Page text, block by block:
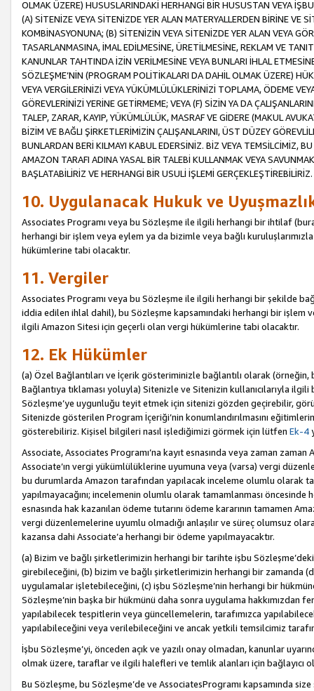
OLMAK ÜZERE) HUSUSLARINDAKİ HERHANGİ BİR HUSUSTAN VEYA
(A) SİTENİZE VEYA SİTENİZDE YER ALAN MATERYALLERDEN BİRİNE VE
KOMBİNASYONUNA; (B) SİTENİZİN VEYA SİTENİZDE YER ALAN VEYA
TASARLANMASINA, İMAL EDİLMESİNE, ÜRETİLMESİNE, REKLAM VE
KANUNLAR TAHTINDA İZİN VERİLMESİNE VEYA BUNLARI İHLAL
SÖZLEŞME’NİN (PROGRAM POLİTİKALARI DA DAHİL OLMAK ÜZERE)
VEYA VERGİLERİNİZİ VEYA YÜKÜMLÜLÜKLERİNİZİ TOPLAMA, ÖDEME
GÖREVLERİNİZİ YERİNE GETİRMEME; VEYA (F) SİZİN YA DA
TALEP, ZARAR, KAYIP, YÜKÜMLÜLÜK, MASRAF VE GİDERE (MAKUL
BİZİM VE BAĞLI ŞİRKETLERİMİZİN ÇALIŞANLARINI, ÜST DÜZEY
BUNLARDAN BERİ KILMAYI KABUL EDERSİNİZ. BİZ VEYA TEMSİLCİMİZ,
AMAZON TARAFI ADINA YASAL BİR TALEBİ KULLANMAK VEYA
BAŞLATABİLİRİZ VE HERHANGİ BİR USULİ İŞLEMİ GERÇEKLEŞTİREBİLİRİZ.
10. Uygulanacak Hukuk ve
Associates Programı veya bu Sözleşme ile ilgili herhangi bir ihtilaf
herhangi bir işlem veya eylem ya da bizimle veya bağlı
hükümlerine tabi olacaktır.
11. Vergiler
Associates Programı veya bu Sözleşme ile ilgili herhangi bir şekilde
iddia edilen ihlal dahil), bu Sözleşme kapsamındaki herhangi bir işlem
ilgili Amazon Sitesi için geçerli olan vergi hükümlerine tabi olacaktır.
12. Ek Hükümler
(a) Özel Bağlantıları ve İçerik gösteriminizle bağlantılı olarak
Bağlantıya tıklaması yoluyla) Sitenizle ve Sitenizin kullanıcılarıyla
Sözleşme’ye uygunluğu teyit etmek için sitenizi gözden geçirebilir,
Sitenizde gösterilen Program İçeriği’nin konumlandırılmasını
gösterebiliriz. Kişisel bilgileri nasıl işlediğimizi görmek için lütfen Ek-4
Associate, Associates Programı’na kayıt esnasında veya zaman
Associate’ın vergi yükümlülüklerine uyumuna veya (varsa) vergi
bu durumlarda Amazon tarafından yapılacak inceleme olumlu olarak
yapılmayacağını; incelemenin olumlu olarak tamamlanması
esnasında hak kazanılan ödeme tutarını ödeme kararının tamamen
vergi düzenlemelerine uyumlu olmadığı anlaşılır ve süreç olumsuz
kazansa dahi Associate’a herhangi bir ödeme yapılmayacaktır.
(a) Bizim ve bağlı şirketlerimizin herhangi bir tarihte işbu
girebileceğini, (b) bizim ve bağlı şirketlerimizin herhangi bir zamanda
uygulamalar işletebileceğini, (c) işbu Sözleşme’nin herhangi bir
Sözleşme’nin başka bir hükmünü daha sonra uygulama hakkımızdan
yapılabilecek tespitlerin veya güncellemelerin, tarafımızca
yapılabileceğini veya verilebileceğini ve ancak yetkili temsilcimiz
İşbu Sözleşme’yi, önceden açık ve yazılı onay olmadan, kanunlar
olmak üzere, taraflar ve ilgili halefleri ve temlik alanları için bağlayıcı
Bu Sözleşme, bu Sözleşme’de ve AssociatesProgramı kapsamında